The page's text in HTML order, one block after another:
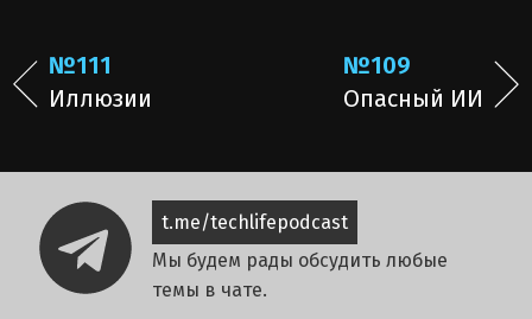
№111
Иллюзии
№109
Опасный ИИ
t.me/techlifepodcast
Мы будем рады обсудить любые
темы в чате.